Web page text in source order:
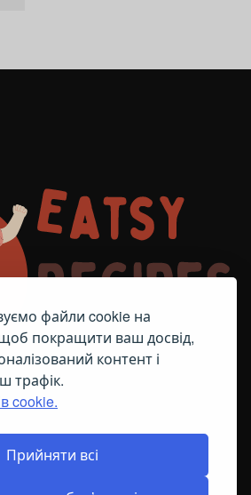
файли cookie на
покращити ваш досвід,
контент і
трафік.
cookie.
Прийняти всі
ЩОДО ФАЙЛІВ COOKIE